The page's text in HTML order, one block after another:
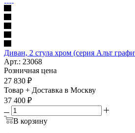
Диван, 2 стула хром (серия Альт
Арт.: 23068
Розничная цена
27 830 ₽
Товар + Доставка в Москву
37 400 ₽
В корзину